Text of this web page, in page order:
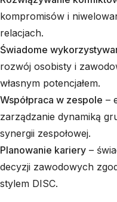
kompromisów i
relacjach.
Świadome
rozwój osobisty i
własnym potencjałem.
Współpraca w zespole –
zarządzanie dynamiką
synergii zespołowej.
Planowanie kariery –
decyzji zawodowych
stylem DISC.